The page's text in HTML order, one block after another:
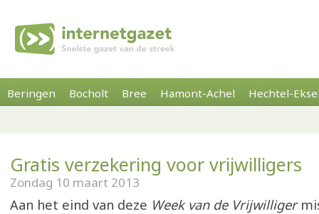
Beringen Bocholt Bree Hamont-Achel Hechtel-
Gratis verzekering voor vrijwilligers
Zondag 10 maart 2013
Aan het eind van deze Week van de Vrijwilliger